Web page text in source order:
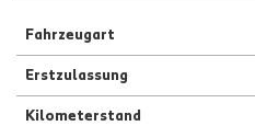
Fahrzeugart
Erstzulassung
Kilometerstand